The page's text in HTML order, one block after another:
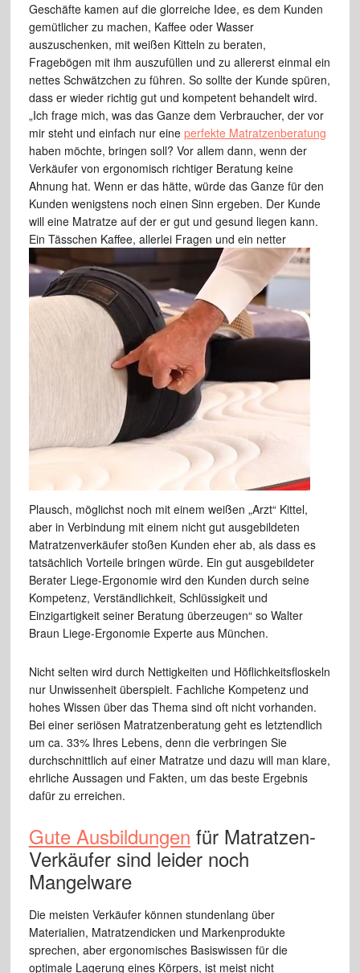
Geschäfte kamen auf die glorreiche Idee, es dem Kunden
gemütlicher zu machen, Kaffee oder Wasser
auszuschenken, mit weißen Kitteln zu beraten,
Fragebögen mit ihm auszufüllen und zu allererst einmal ein
nettes Schwätzchen zu führen. So sollte der Kunde spüren,
dass er wieder richtig gut und kompetent behandelt wird.
„Ich frage mich, was das Ganze dem Verbraucher, der vor
mir steht und einfach nur eine perfekte Matratzenberatung
haben möchte, bringen soll? Vor allem dann, wenn der
Verkäufer von ergonomisch richtiger Beratung keine
Ahnung hat. Wenn er das hätte, würde das Ganze für den
Kunden wenigstens noch einen Sinn ergeben. Der Kunde
will eine Matratze auf der er gut und gesund liegen kann.
Ein Tässchen Kaffee, allerlei Fragen und ein netter
Plausch, möglichst noch mit einem weißen „Arzt“ Kittel,
aber in Verbindung mit einem nicht gut ausgebildeten
Matratzenverkäufer stoßen Kunden eher ab, als dass es
tatsächlich Vorteile bringen würde. Ein gut ausgebildeter
Berater Liege-Ergonomie wird den Kunden durch seine
Kompetenz, Verständlichkeit, Schlüssigkeit und
Einzigartigkeit seiner Beratung überzeugen“ so Walter
Braun Liege-Ergonomie Experte aus München.
Nicht selten wird durch Nettigkeiten und Höflichkeitsfloskeln
nur Unwissenheit überspielt. Fachliche Kompetenz und
hohes Wissen über das Thema sind oft nicht vorhanden.
Bei einer seriösen Matratzenberatung geht es letztendlich
um ca. 33% Ihres Lebens, denn die verbringen Sie
durchschnittlich auf einer Matratze und dazu will man klare,
ehrliche Aussagen und Fakten, um das beste Ergebnis
dafür zu erreichen.
Gute Ausbildungen für Matratzen-
Verkäufer sind leider noch
Mangelware
Die meisten Verkäufer können stundenlang über
Materialien, Matratzendicken und Markenprodukte
sprechen, aber ergonomisches Basiswissen für die
optimale Lagerung eines Körpers, ist meist nicht